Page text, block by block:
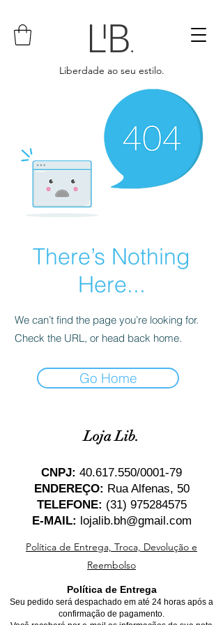
Liberdade ao seu estilo.
There’s Nothing
Here...
We can’t find the page you’re looking for.
Check the URL, or head back home.
Go Home
Loja Lib.
CNPJ: 40.617.550/0001-79
ENDEREÇO: Rua Alfenas, 50
TELEFONE: (31) 975284575
E-MAIL: lojalib.bh@gmail.com
Política de Entrega, Troca, Devolução e
Reembolso
Política de Entrega
Seu pedido será despachado em até 24 horas após a
confirmação de pagamento.